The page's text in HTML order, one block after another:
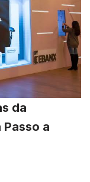
da
a